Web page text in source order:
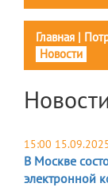
Главная |
Новости
Новости
15:00
В Москве
электронной